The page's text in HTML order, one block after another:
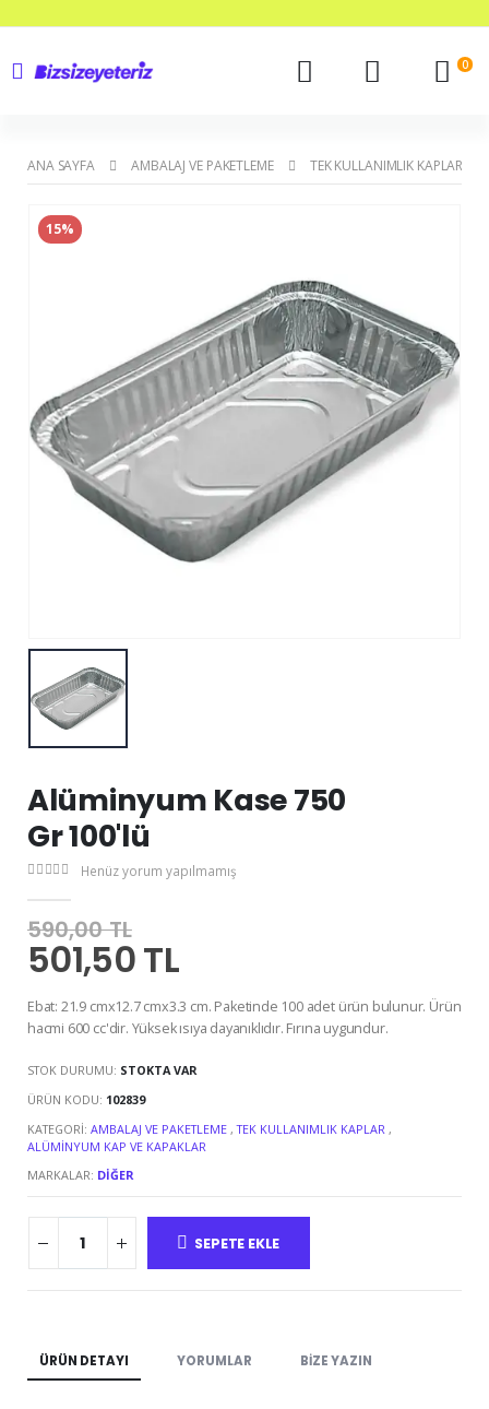
0
ANA SAYFA AMBALAJ VE PAKETLEME TEK KULLANIMLIK KAPLAR
15%
Alüminyum Kase 750
Gr 100'lü
Henüz yorum yapılmamış
590,00 TL
501,50 TL
Ebat: 21.9 cmx12.7 cmx3.3 cm. Paketinde 100 adet ürün bulunur. Ürün
hacmi 600 cc'dir. Yüksek ısıya dayanıklıdır. Fırına uygundur.
STOK DURUMU: STOKTA VAR
ÜRÜN KODU: 102839
KATEGORI:AMBALAJ VE PAKETLEME ,TEK KULLANIMLIK KAPLAR ,
ALÜMINYUM KAP VE KAPAKLAR
MARKALAR: DIĞER
SEPETE EKLE
ÜRÜN DETAYI YORUMLAR BIZE YAZIN